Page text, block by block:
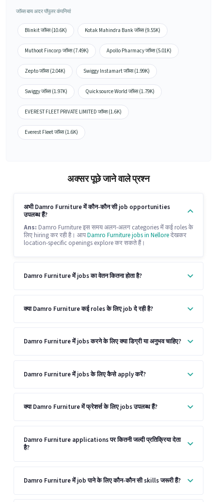
जॉब्स बाय अदर पॉपुलर कंपनियां
Blinkit जॉब्स (10.6K) Kotak Mahindra Bank जॉब्स (9.55K)
Muthoot Fincorp जॉब्स (7.49K) Apollo Pharmacy जॉब्स (5.01K)
Zepto जॉब्स (2.04K) Swiggy Instamart जॉब्स (1.99K)
Swiggy जॉब्स (1.97K) Quicksource World जॉब्स (1.79K)
EVEREST FLEET PRIVATE LIMITED जॉब्स (1.6K)
Everest Fleet जॉब्स (1.6K)
अक्सर पूछे जाने वाले प्रश्न
अभी Damro Furniture में कौन-कौन सी job opportunities
उपलब्ध हैं?
Ans: Damro Furniture इस समय अलग-अलग categories में कई roles के
लिए hiring कर रही है। आपDamro Furniture jobs in Nelloreदेखकर
location-specific openings explore कर सकते हैं।
Damro Furniture में jobs का वेतन कितना होता है?
क्या Damro Furniture कई roles के लिए job दे रही है?
Damro Furniture में jobs करने के लिए क्या डिग्री या अनुभव चाहिए?
Damro Furniture में jobs के लिए कैसे apply करें?
क्या Damro Furniture में फ्रेशर्स के लिए jobs उपलब्ध हैं?
Damro Furniture applications पर कितनी जल्दी प्रतिक्रिया देता
है?
Damro Furniture में job पाने के लिए कौन-कौन सी skills जरूरी हैं?